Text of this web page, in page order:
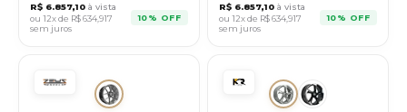
R$ 6.857,10 à vista
ou 12x de R$634,917
sem juros
10% OFF
R$ 6.857,10 à vista
ou 12x de R$634,917
sem juros
10% OFF